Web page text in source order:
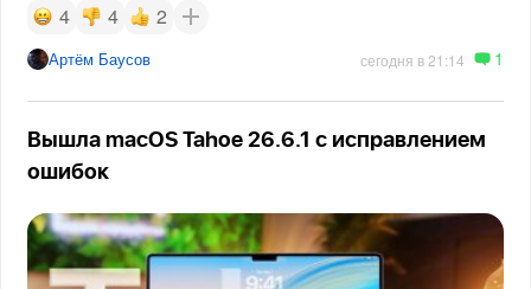
4 4 2
Артём Баусов сегодня в 21:14 1
Вышла macOS Tahoe 26.6.1 с исправлением
ошибок